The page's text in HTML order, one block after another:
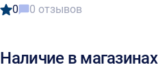
0 0 отзывов
Наличие в магазинах